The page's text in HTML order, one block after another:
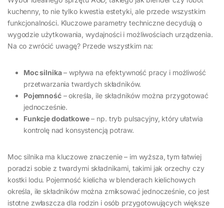
kuchenny, to nie tylko kwestia estetyki, ale przede wszystkim
funkcjonalności. Kluczowe parametry techniczne decydują o
wygodzie użytkowania, wydajności i możliwościach urządzenia.
Na co zwrócić uwagę? Przede wszystkim na:
Moc silnika– wpływa na efektywność pracy i możliwość
przetwarzania twardych składników.
Pojemność– określa, ile składników można przygotować
jednocześnie.
Funkcje dodatkowe– np. tryb pulsacyjny, który ułatwia
kontrolę nad konsystencją potraw.
Moc silnika ma kluczowe znaczenie – im wyższa, tym łatwiej
poradzi sobie z twardymi składnikami, takimi jak orzechy czy
kostki lodu. Pojemność kielicha w blenderach kielichowych
określa, ile składników można zmiksować jednocześnie, co jest
istotne zwłaszcza dla rodzin i osób przygotowujących większe